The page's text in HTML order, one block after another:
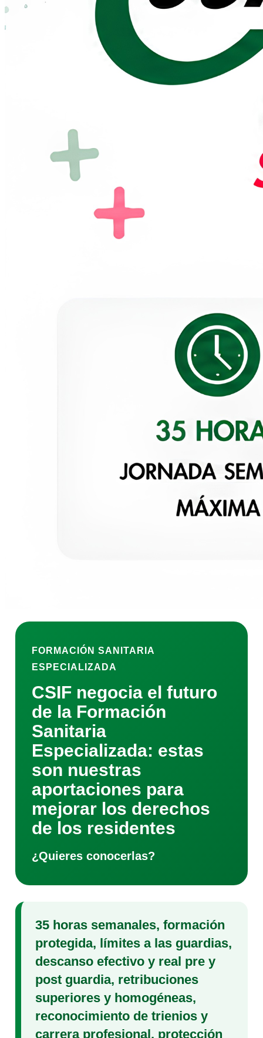
FORMACIÓN SANITARIA
ESPECIALIZADA
CSIF negocia el futuro
de la Formación
Sanitaria
Especializada: estas
son nuestras
aportaciones para
mejorar los derechos
de los residentes
¿Quieres conocerlas?
35 horas semanales, formación
protegida, límites a las guardias,
descanso efectivo y real pre y
post guardia, retribuciones
superiores y homogéneas,
reconocimiento de trienios y
carrera profesional, protección